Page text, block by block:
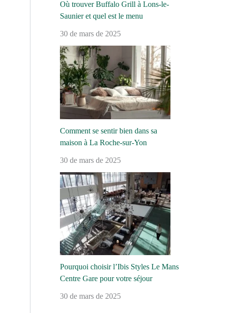
Où trouver Buffalo Grill à Lons-le-
Saunier et quel est le menu
30 de mars de 2025
Comment se sentir bien dans sa
maison à La Roche-sur-Yon
30 de mars de 2025
Pourquoi choisir l’Ibis Styles Le Mans
Centre Gare pour votre séjour
30 de mars de 2025